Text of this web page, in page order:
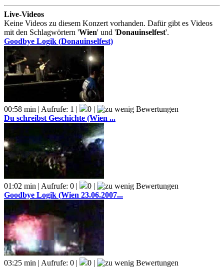
Live-Videos
Keine Videos zu diesem Konzert vorhanden. Dafür gibt es Videos
mit den Schlagwörtern 'Wien' und 'Donauinselfest'.
Goodbye Logik (Donauinselfest)
00:58 min | Aufrufe: 1 |
0 |
Du schreibst Geschichte (Wien ...
01:02 min | Aufrufe: 0 |
0 |
Goodbye Logik (Wien 23.06.2007...
03:25 min | Aufrufe: 0 |
0 |